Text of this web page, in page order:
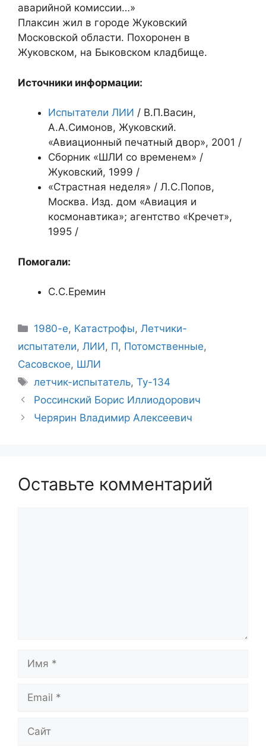
аварийной комиссии…»
Плаксин жил в городе Жуковский
Московской области. Похоронен в
Жуковском, на Быковском кладбище.
Источники информации:
Испытатели ЛИИ / В.П.Васин,
А.А.Симонов, Жуковский.
«Авиационный печатный двор», 2001 /
Сборник «ШЛИ со временем» /
Жуковский, 1999 /
«Страстная неделя» / Л.С.Попов,
Москва. Изд. дом «Авиация и
космонавтика»; агентство «Кречет»,
1995 /
Помогали:
С.С.Еремин
Рубрики
1980-е, Катастрофы,Летчики-
испытатели, ЛИИ, П, Потомственные,
Сасовское, ШЛИ
Метки
летчик-испытатель,Ту-134
Россинский Борис Иллиодорович
Черярин Владимир Алексеевич
Оставьте комментарий
Имя
Email
Сайт